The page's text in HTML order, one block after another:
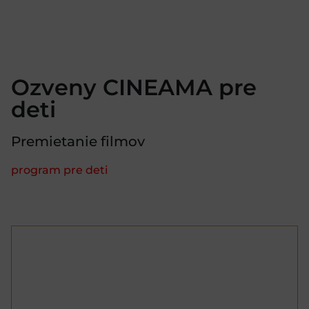
Ozveny CINEAMA pre
deti
Premietanie filmov
program pre deti